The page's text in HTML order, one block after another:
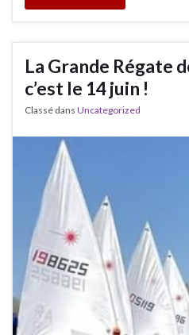
La Grande Régate
c’est le 14 juin !
Classé dans Uncategorized